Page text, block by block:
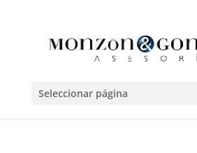
Seleccionar página